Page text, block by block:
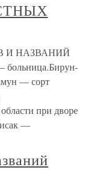
И НАЗВАНИЙ
больница.Бирун-
— сорт
при дворе
—